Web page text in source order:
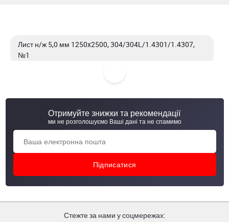
Лист н/ж 5,0 мм 1250x2500, 304/304L/1.4301/1.4307,
№1
Лист н/ж 4,0 мм 1250x2500, 304/304L/1.4301/1.4307,
№1
Лист н/ж 8,0 мм 1000x2000, 304/304L/1.4301/1.4307, 2B
Отримуйте знижки та рекомендації
ми не розголошуємо Ваші дані та не спамимо
Стежте за нами у соцмережах: